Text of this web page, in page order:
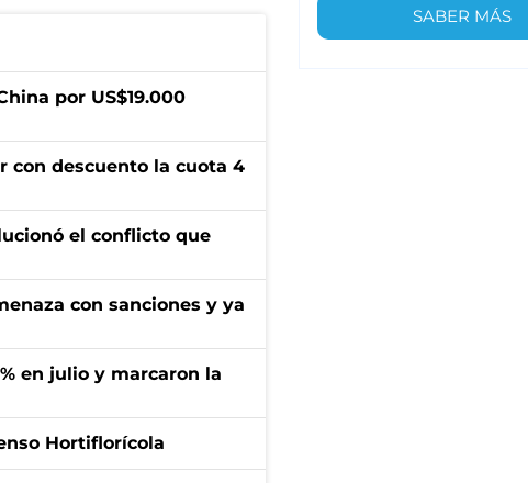
por US$19.000
con descuento la cuota 4
el conflicto que
con sanciones y ya
en julio y marcaron la
Hortiflorícola
SABER MÁS